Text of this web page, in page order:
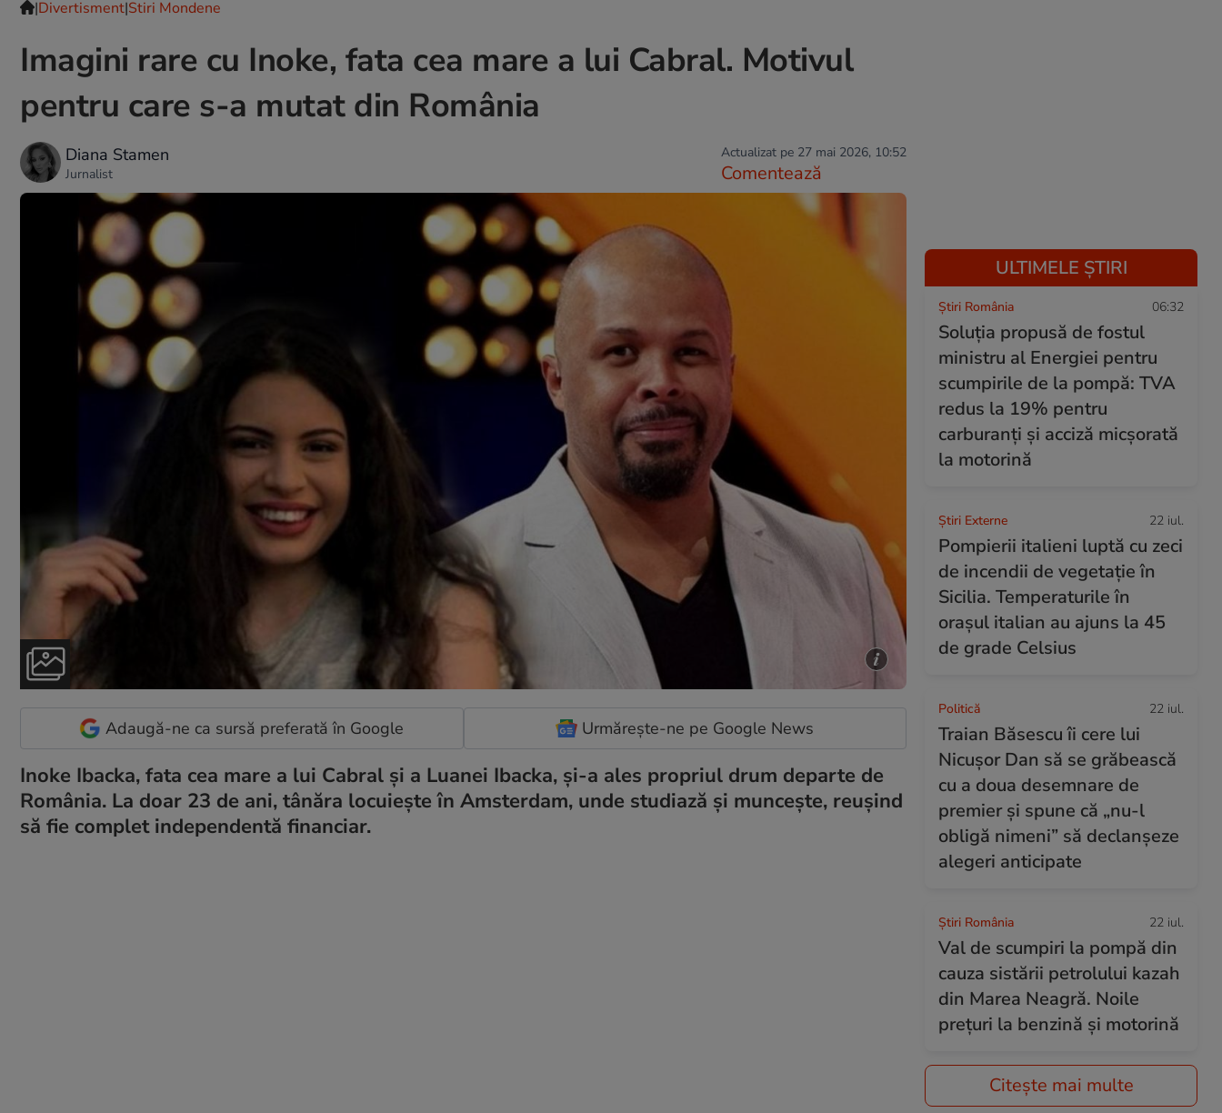
|Divertisment|Stiri Mondene
Imagini rare cu Inoke, fata cea mare a lui Cabral. Motivul
pentru care s-a mutat din România
Diana Stamen
Jurnalist
Actualizat pe 27 mai 2026, 10:52
Comentează
Adaugă-ne ca sursă preferată în Google Urmărește-ne pe Google News
Inoke Ibacka, fata cea mare a lui Cabral și a Luanei Ibacka, și-a ales propriul drum departe de
România. La doar 23 de ani, tânăra locuiește în Amsterdam, unde studiază și muncește, reușind
să fie complet independentă financiar.
ULTIMELE ȘTIRI
Știri România 06:32
Soluția propusă de fostul
ministru al Energiei pentru
scumpirile de la pompă: TVA
redus la 19% pentru
carburanți și acciză micșorată
la motorină
Știri Externe 22 iul.
Pompierii italieni luptă cu zeci
de incendii de vegetație în
Sicilia. Temperaturile în
orașul italian au ajuns la 45
de grade Celsius
Politică 22 iul.
Traian Băsescu îi cere lui
Nicușor Dan să se grăbească
cu a doua desemnare de
premier și spune că „nu-l
obligă nimeni” să declanșeze
alegeri anticipate
Știri România 22 iul.
Val de scumpiri la pompă din
cauza sistării petrolului kazah
din Marea Neagră. Noile
prețuri la benzină și motorină
Citește mai multe